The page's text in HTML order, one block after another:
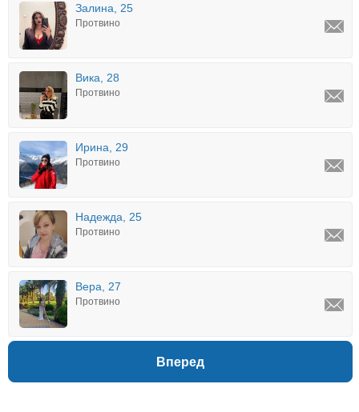
Залина, 25
Протвино
Вика, 28
Протвино
Ирина, 29
Протвино
Надежда, 25
Протвино
Вера, 27
Протвино
Вперед